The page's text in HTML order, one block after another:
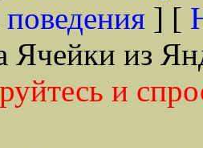
] [
Ячейки из
и